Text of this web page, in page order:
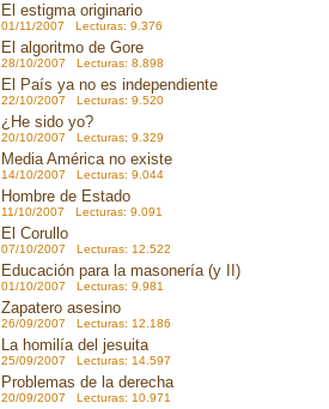
El estigma originario
01/11/2007 Lecturas: 9.376
El algoritmo de Gore
28/10/2007 Lecturas: 8.898
El País ya no es independiente
22/10/2007 Lecturas: 9.520
¿He sido yo?
20/10/2007 Lecturas: 9.329
Media América no existe
14/10/2007 Lecturas: 9.044
Hombre de Estado
11/10/2007 Lecturas: 9.091
El Corullo
07/10/2007 Lecturas: 12.522
Educación para la masonería (y II)
01/10/2007 Lecturas: 9.981
Zapatero asesino
26/09/2007 Lecturas: 12.186
La homilía del jesuita
25/09/2007 Lecturas: 14.597
Problemas de la derecha
20/09/2007 Lecturas: 10.971